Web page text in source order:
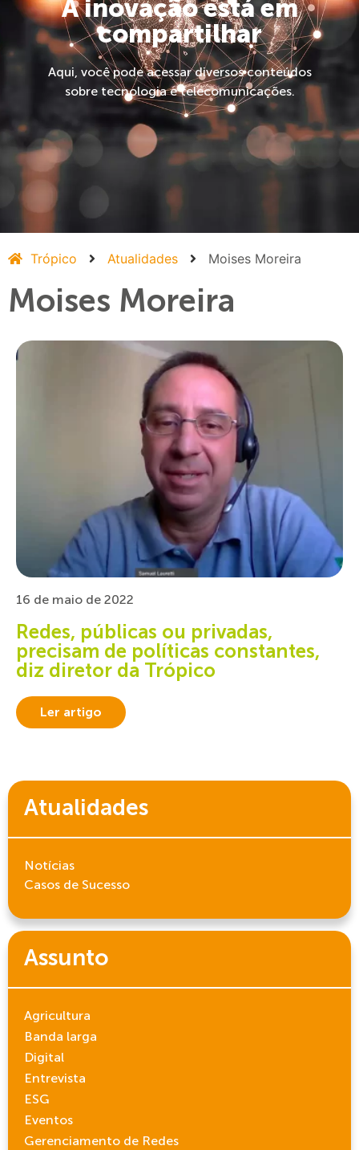
A inovação está em
compartilhar
Aqui, você pode acessar diversos conteúdos
sobre tecnologia e telecomunicações.
Atualidades
Notícias
Casos de Sucesso
Assunto
Agricultura
Banda larga
Digital
Entrevista
ESG
Eventos
Gerenciamento de Redes
Trópico Atualidades Moises Moreira
Moises Moreira
16 de maio de 2022
Redes, públicas ou privadas,
precisam de políticas constantes,
diz diretor da Trópico
Ler artigo